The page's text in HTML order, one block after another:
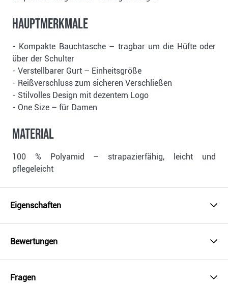
Hauptmerkmale
- Kompakte Bauchtasche – tragbar um die Hüfte oder
über der Schulter
- Verstellbarer Gurt – Einheitsgröße
- Reißverschluss zum sicheren Verschließen
- Stilvolles Design mit dezentem Logo
- One Size – für Damen
Material
100 % Polyamid – strapazierfähig, leicht und
pflegeleicht
Eigenschaften
Bewertungen
Fragen